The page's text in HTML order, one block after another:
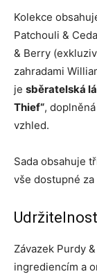
Kolekce
Patchouli &
& Berry
zahradami
je sběratelská
Thief“,
vzhled.
Sada obsahuje
vše dostupné za
Závazek Purdy
ingrediencím a